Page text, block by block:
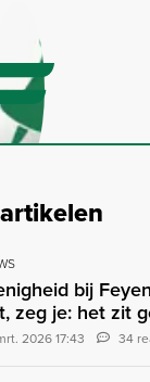
bij
zeg je: het zit
2026 17:43 34